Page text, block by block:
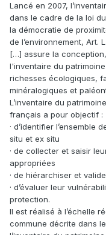
Lancé en 2007,
dans le cadre de la loi
la démocratie de
de l’environnement, Art.
[…] assure la
l'inventaire du
richesses écologiques,
minéralogiques et
L’inventaire du
français a pour objectif :
· d’identifier l’ensemble
situ et ex situ
· de collecter et saisir
appropriées
· de hiérarchiser et
· d’évaluer leur
protection.
Il est réalisé à l’échelle
commune décrite dans